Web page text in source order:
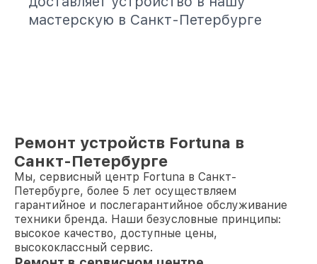
мастерскую в Санкт-Петербурге
Ремонт устройств Fortuna в
Санкт-Петербурге
Мы, сервисный центр Fortuna в Санкт-
Петербурге, более 5 лет осуществляем
гарантийное и послегарантийное обслуживание
техники бренда. Наши безусловные принципы:
высокое качество, доступные цены,
высококлассный сервис.